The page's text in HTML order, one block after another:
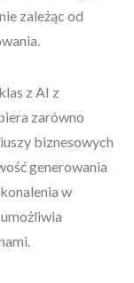
zależąc od
z AI z
zarówno
biznesowych
generowania
w